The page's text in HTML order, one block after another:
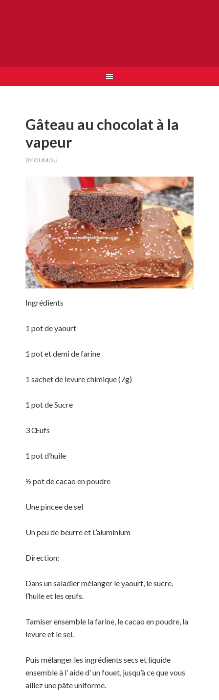
Gâteau au chocolat à la
vapeur
BY OUMOU
Ingrédients
1 pot de yaourt
1 pot et demi de farine
1 sachet de levure chimique (7g)
1 pot de Sucre
3 Œufs
1 pot d’huile
½ pot de cacao en poudre
Une pincee de sel
Un peu de beurre et L’aluminium
Direction:
Dans un saladier mélanger le yaourt, le sucre,
l’huile et les œufs.
Tamiser ensemble la farine, le cacao en poudre, la
levure et le sel.
Puis mélanger les ingrédients secs et liquide
ensemble à l’ aide d’ un fouet, jusqu’à ce que vous
aillez une pâte uniforme.